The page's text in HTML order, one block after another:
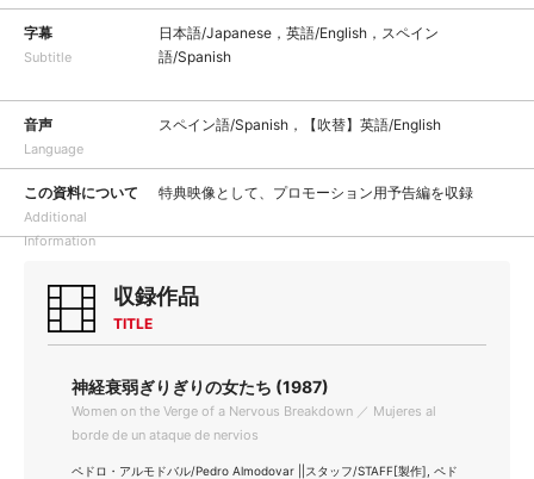
字幕
Subtitle
日本語/Japanese，英語/English，スペイン
語/Spanish
音声
Language
スペイン語/Spanish，【吹替】英語/English
この資料について
Additional
Information
特典映像として、プロモーション用予告編を収録
収録作品
TITLE
神経衰弱ぎりぎりの女たち (1987)
Women on the Verge of a Nervous Breakdown ／ Mujeres al
borde de un ataque de nervios
ペドロ・アルモドバル/Pedro Almodovar ||スタッフ/STAFF[製作], ペド